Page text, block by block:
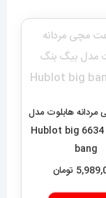
هابلوت مدل
بیگ بنگ 6634 Hublot big
bang
تومان